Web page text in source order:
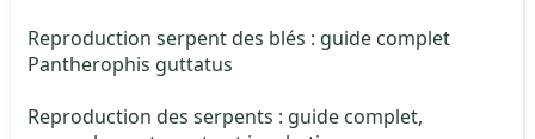
Reproduction serpent des blés : guide complet
Pantherophis guttatus
Reproduction des serpents : guide complet,